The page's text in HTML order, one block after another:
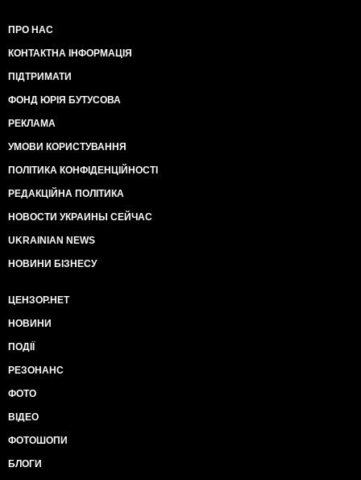
ПРО НАС
КОНТАКТНА ІНФОРМАЦІЯ
ПІДТРИМАТИ
ФОНД ЮРІЯ БУТУСОВА
РЕКЛАМА
УМОВИ КОРИСТУВАННЯ
ПОЛІТИКА КОНФІДЕНЦІЙНОСТІ
РЕДАКЦІЙНА ПОЛІТИКА
НОВОСТИ УКРАИНЫ СЕЙЧАС
UKRAINIAN NEWS
НОВИНИ БІЗНЕСУ
ЦЕНЗОР.НЕТ
НОВИНИ
ПОДІЇ
РЕЗОНАНС
ФОТО
ВІДЕО
ФОТОШОПИ
БЛОГИ